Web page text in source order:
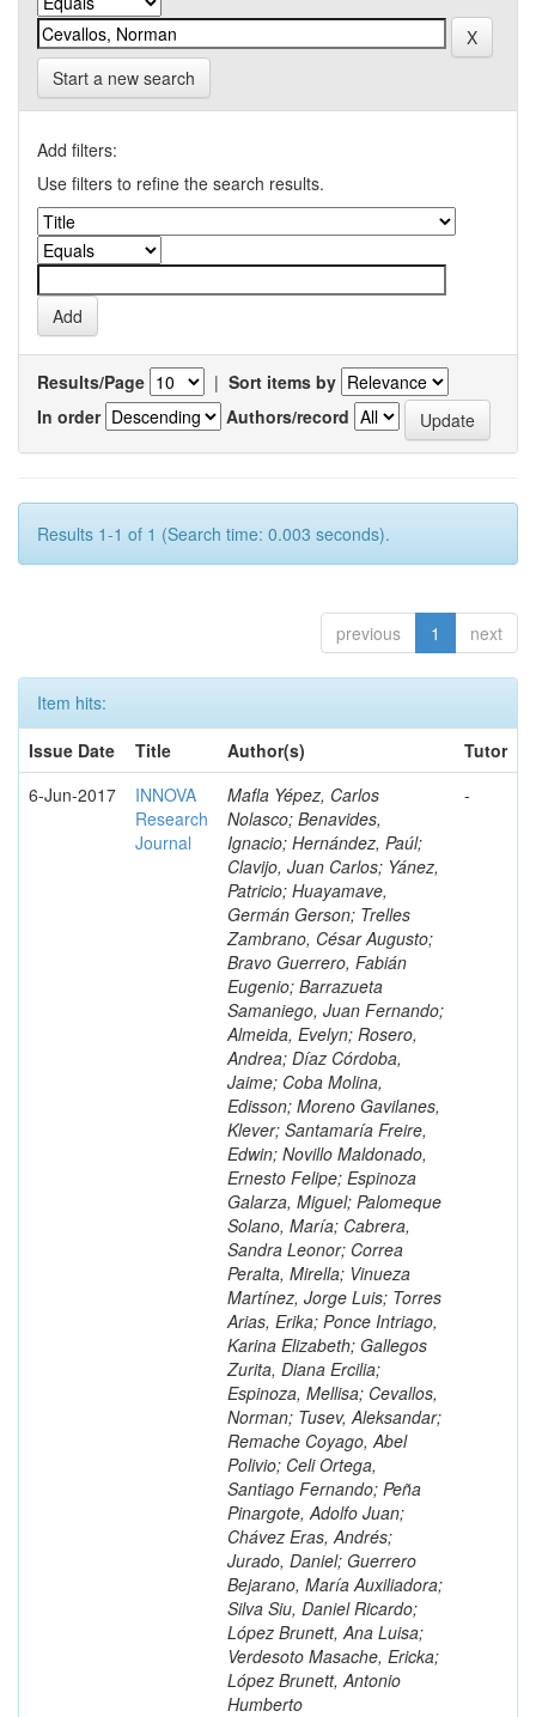
Start a new search
Add filters:
Use filters to refine the search results.
Results/Page | Sort items by
In order
Authors/record
Results 1-1 of 1 (Search time: 0.003 seconds).
previous 1 next
Item hits:
Issue Date
Title Author(s)
Tutor
6-Jun-2017
INNOVA
Research
Journal
Mafla Yépez, Carlos
Nolasco; Benavides,
Ignacio; Hernández, Paúl;
Clavijo, Juan Carlos; Yánez,
Patricio; Huayamave,
Germán Gerson; Trelles
Zambrano, César Augusto;
Bravo Guerrero, Fabián
Eugenio; Barrazueta
Samaniego, Juan Fernando;
Almeida, Evelyn; Rosero,
Andrea; Díaz Córdoba,
Jaime; Coba Molina,
Edisson; Moreno Gavilanes,
Klever; Santamaría Freire,
Edwin; Novillo Maldonado,
Ernesto Felipe; Espinoza
Galarza, Miguel; Palomeque
Solano, María; Cabrera,
Sandra Leonor; Correa
Peralta, Mirella; Vinueza
Martínez, Jorge Luis; Torres
Arias, Erika; Ponce Intriago,
Karina Elizabeth; Gallegos
Zurita, Diana Ercilia;
Espinoza, Mellisa; Cevallos,
Norman; Tusev, Aleksandar;
Remache Coyago, Abel
Polivio; Celi Ortega,
Santiago Fernando; Peña
Pinargote, Adolfo Juan;
Chávez Eras, Andrés;
Jurado, Daniel; Guerrero
Bejarano, María Auxiliadora;
Silva Siu, Daniel Ricardo;
López Brunett, Ana Luisa;
Verdesoto Masache, Ericka;
López Brunett, Antonio
Humberto
-